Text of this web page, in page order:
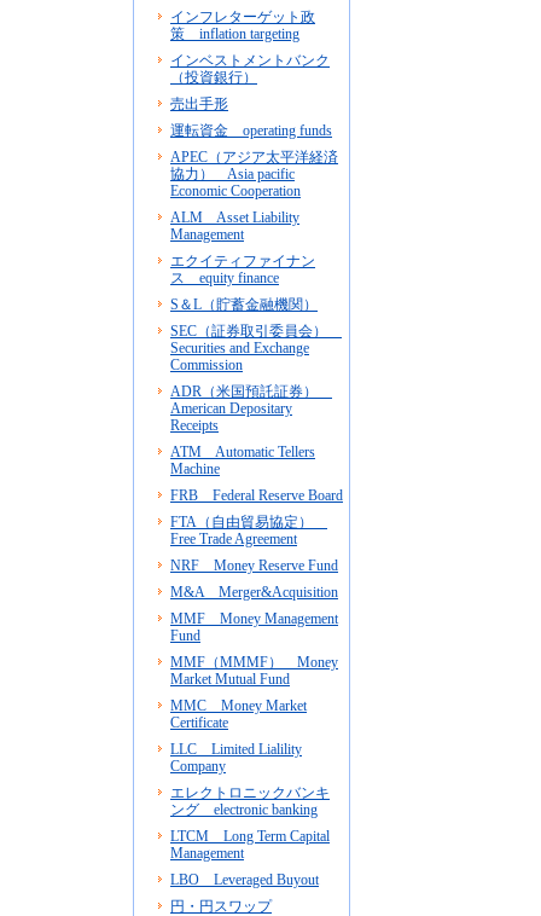
インフレターゲット政
策 inflation targeting
インベストメントバンク
（投資銀行）
売出手形
運転資金 operating funds
APEC（アジア太平洋経済
協力） Asia pacific
Economic Cooperation
ALM Asset Liability
Management
エクイティファイナン
ス equity finance
S＆L（貯蓄金融機関）
SEC（証券取引委員会）
Securities and Exchange
Commission
ADR（米国預託証券）
American Depositary
Receipts
ATM Automatic Tellers
Machine
FRB Federal Reserve Board
FTA（自由貿易協定）
Free Trade Agreement
NRF Money Reserve Fund
M&A Merger&Acquisition
MMF Money Management
Fund
MMF（MMMF） Money
Market Mutual Fund
MMC Money Market
Certificate
LLC Limited Lialility
Company
エレクトロニックバンキ
ング electronic banking
LTCM Long Term Capital
Management
LBO Leveraged Buyout
円・円スワップ